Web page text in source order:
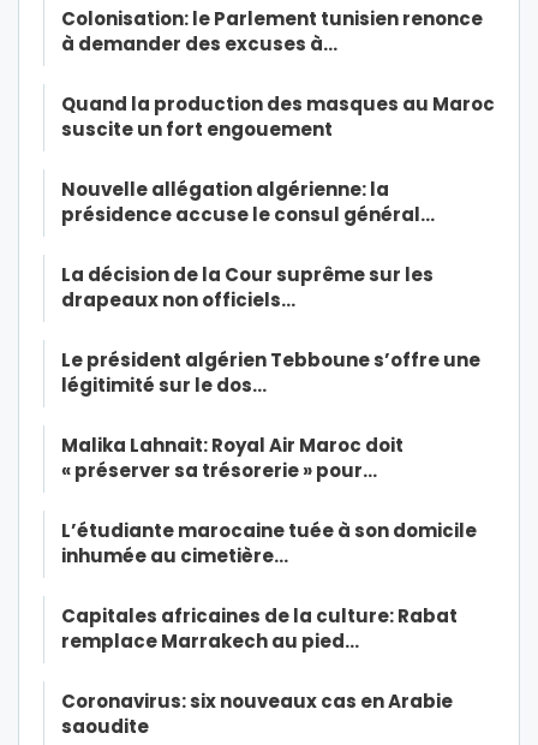
Colonisation: le Parlement tunisien renonce
à demander des excuses à…
Quand la production des masques au Maroc
suscite un fort engouement
Nouvelle allégation algérienne: la
présidence accuse le consul général…
La décision de la Cour suprême sur les
drapeaux non officiels…
Le président algérien Tebboune s’offre une
légitimité sur le dos…
Malika Lahnait: Royal Air Maroc doit
« préserver sa trésorerie » pour…
L’étudiante marocaine tuée à son domicile
inhumée au cimetière…
Capitales africaines de la culture: Rabat
remplace Marrakech au pied…
Coronavirus: six nouveaux cas en Arabie
saoudite